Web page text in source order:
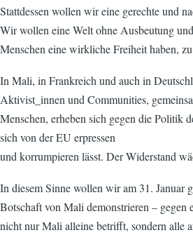
Stattdessen wollen wir eine gerechte und
Wir wollen eine Welt ohne Ausbeutung
Menschen eine wirkliche Freiheit haben,
In Mali, in Frankreich und auch in
Aktivist_innen und Communities,
Menschen, erheben sich gegen die Politik
sich von der EU erpressen
und korrumpieren lässt. Der Widerstand
In diesem Sinne wollen wir am 31. Januar
Botschaft von Mali demonstrieren –
nicht nur Mali alleine betrifft, sondern alle